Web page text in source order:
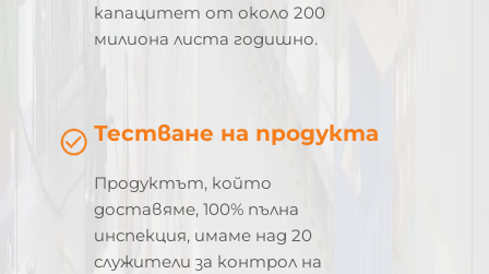
капацитет от около 200
милиона листа годишно.
Тестване на продукта
Продуктът, който
доставяме, 100% пълна
инспекция, имаме над 20
служители за контрол на